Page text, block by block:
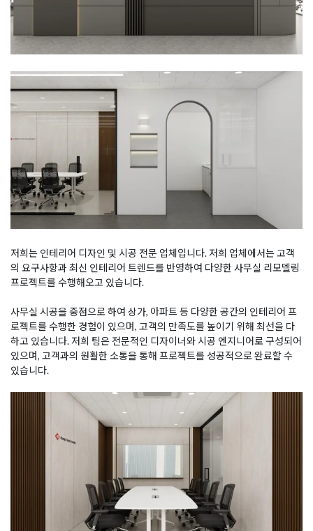
저희는 인테리어 디자인 및 시공 전문 업체입니다. 저희 업체에서는 고객
의 요구사항과 최신 인테리어 트렌드를 반영하여 다양한 사무실 리모델링
프로젝트를 수행해오고 있습니다.
사무실 시공을 중점으로 하여 상가, 아파트 등 다양한 공간의 인테리어 프
로젝트를 수행한 경험이 있으며, 고객의 만족도를 높이기 위해 최선을 다
하고 있습니다. 저희 팀은 전문적인 디자이너와 시공 엔지니어로 구성되어
있으며, 고객과의 원활한 소통을 통해 프로젝트를 성공적으로 완료할 수
있습니다.